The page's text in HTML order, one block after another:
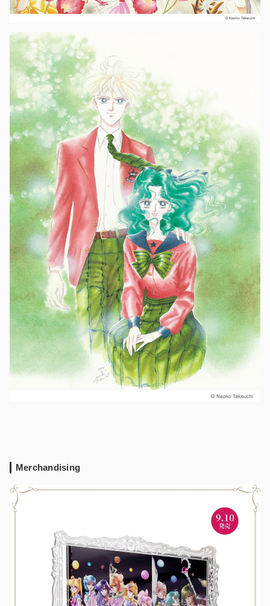
Merchandising